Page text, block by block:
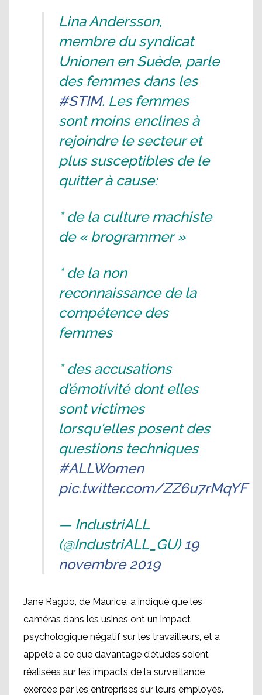
Lina Andersson,
membre du syndicat
Unionen en Suède, parle
des femmes dans les
#STIM. Les femmes
sont moins enclines à
rejoindre le secteur et
plus susceptibles de le
quitter à cause:
* de la culture machiste
de « brogrammer »
* de la non
reconnaissance de la
compétence des
femmes
* des accusations
d’émotivité dont elles
sont victimes
lorsqu'elles posent des
questions techniques
#ALLWomen
pic.twitter.com/ZZ6u7rMqYF
— IndustriALL
(@IndustriALL_GU)19
novembre 2019
Jane Ragoo, de Maurice, a indiqué que les
caméras dans les usines ont un impact
psychologique négatif sur les travailleurs, et a
appelé à ce que davantage d’études soient
réalisées sur les impacts de la surveillance
exercée par les entreprises sur leurs employés.